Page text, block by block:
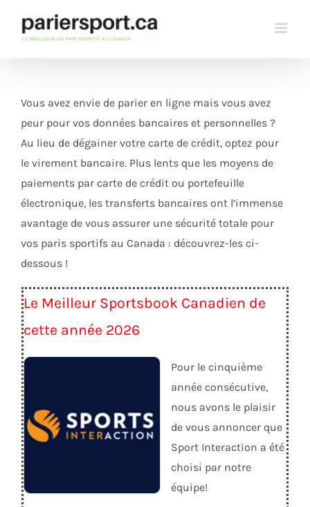
Vous avez envie de parier en ligne mais vous avez
peur pour vos données bancaires et personnelles ?
Au lieu de dégainer votre carte de crédit, optez pour
le virement bancaire. Plus lents que les moyens de
paiements par carte de crédit ou portefeuille
électronique, les transferts bancaires ont l’immense
avantage de vous assurer une sécurité totale pour
vos paris sportifs au Canada : découvrez-les ci-
dessous !
Le Meilleur Sportsbook Canadien de
cette année 2026
Pour le cinquième
année consécutive,
nous avons le plaisir
de vous annoncer que
Sport Interaction a été
choisi par notre
équipe!